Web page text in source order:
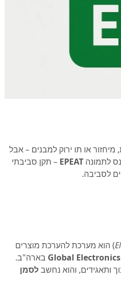
או תו ירוק למבנים – אבל
לתמונה EPEAT – תקן סביבתי
לסביבה.
) הוא מערכת להערכת מוצרים
Global בארה"ב.
ותאגידים, והוא נחשבלסמן